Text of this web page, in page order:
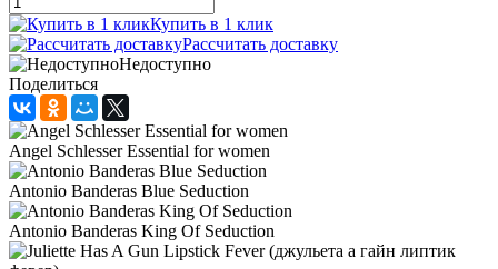
Купить в 1 клик
Рассчитать доставку
Недоступно
Поделиться
Angel Schlesser Essential for women
Antonio Banderas Blue Seduction
Antonio Banderas King Of Seduction